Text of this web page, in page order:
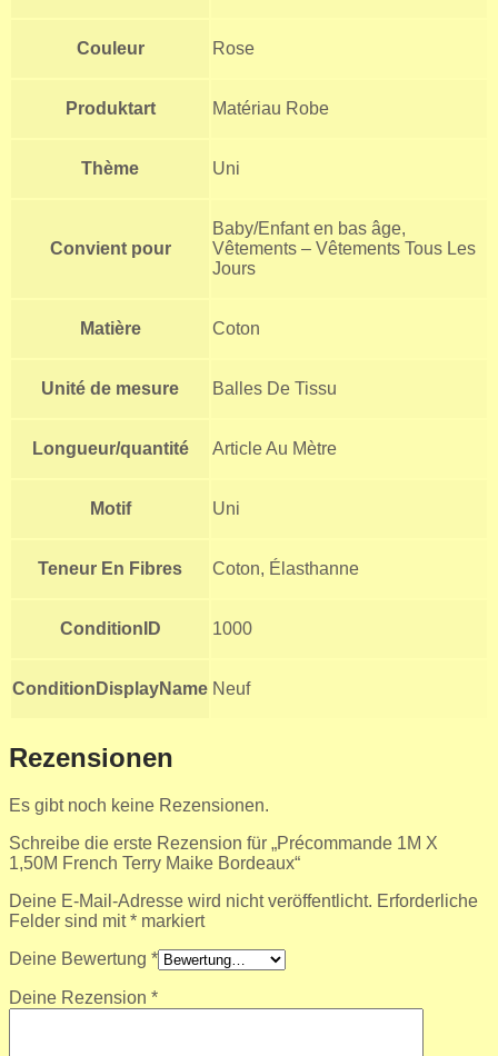
Couleur Rose
Produktart Matériau Robe
Thème Uni
Convient pour
Baby/Enfant en bas âge,
Vêtements – Vêtements Tous Les
Jours
Matière Coton
Unité de mesure Balles De Tissu
Longueur/quantité Article Au Mètre
Motif Uni
Teneur En Fibres Coton, Élasthanne
ConditionID 1000
ConditionDisplayName Neuf
Rezensionen
Es gibt noch keine Rezensionen.
Schreibe die erste Rezension für „Précommande 1M X
1,50M French Terry Maike Bordeaux“
Deine E-Mail-Adresse wird nicht veröffentlicht. Erforderliche
Felder sind mit* markiert
Deine Bewertung *
Deine Rezension *